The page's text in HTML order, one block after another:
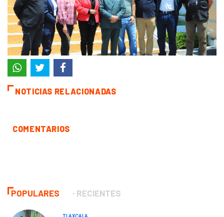
NOTICIAS RELACIONADAS
COMENTARIOS
POPULARES RECIENTES